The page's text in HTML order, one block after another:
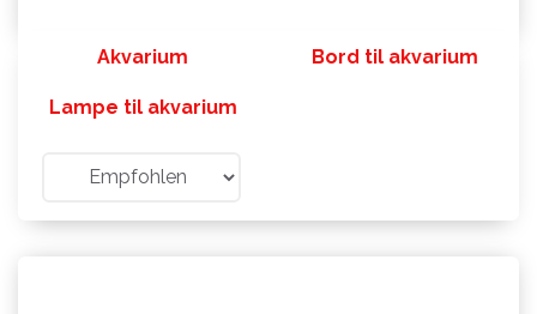
Akvarium Bord til akvarium
Lampe til akvarium